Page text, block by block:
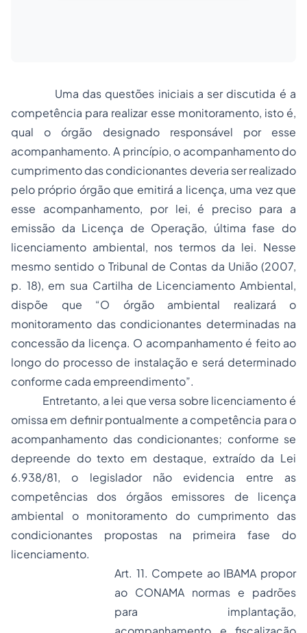
Uma das questões iniciais a ser discutida é a
competência para realizar esse monitoramento, isto é,
qual o órgão designado responsável por esse
acompanhamento. A princípio, o acompanhamento do
cumprimento das condicionantes deveria ser realizado
pelo próprio órgão que emitirá a licença, uma vez que
esse acompanhamento, por lei, é preciso para a
emissão da Licença de Operação, última fase do
licenciamento ambiental, nos termos da lei. Nesse
mesmo sentido o Tribunal de Contas da União (2007,
p. 18), em sua Cartilha de Licenciamento Ambiental,
dispõe que “O órgão ambiental realizará o
monitoramento das condicionantes determinadas na
concessão da licença. O acompanhamento é feito ao
longo do processo de instalação e será determinado
conforme cada empreendimento”.
Entretanto, a lei que versa sobre licenciamento é
omissa em definir pontualmente a competência para o
acompanhamento das condicionantes; conforme se
depreende do texto em destaque, extraído da Lei
6.938/81, o legislador não evidencia entre as
competências dos órgãos emissores de licença
ambiental o monitoramento do cumprimento das
condicionantes propostas na primeira fase do
licenciamento.
Art. 11. Compete ao IBAMA propor
ao CONAMA normas e padrões
para implantação,